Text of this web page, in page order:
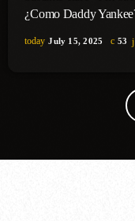
¿Como Daddy
today July 15, 2025 53